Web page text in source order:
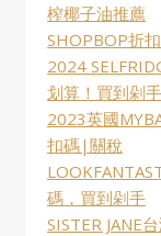
榨椰子油推薦
SHOPBOP折
2024
划算！買到剁手
2023英國
扣碼|關稅
碼，買到剁手
SISTER JANE